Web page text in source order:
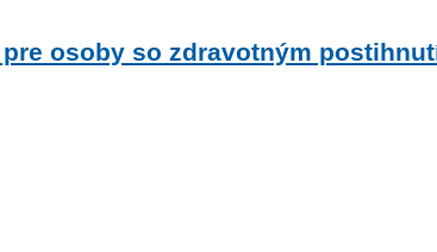
osoby so zdravotným